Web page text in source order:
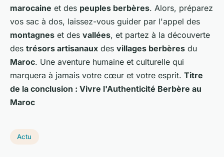
marocaine et des peuples berbères. Alors, préparez
vos sac à dos, laissez-vous guider par l'appel des
montagnes et des vallées, et partez à la découverte
des trésors artisanaux des villages berbères du
Maroc. Une aventure humaine et culturelle qui
marquera à jamais votre cœur et votre esprit. Titre
de la conclusion : Vivre l'Authenticité Berbère au
Maroc
Actu